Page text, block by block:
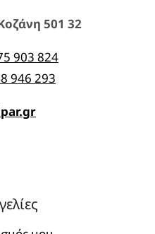
501 32
903 824
946 293